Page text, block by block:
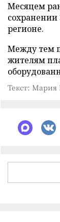
Месяцем
регионе.
Между тем
жителям
Текст: Мария